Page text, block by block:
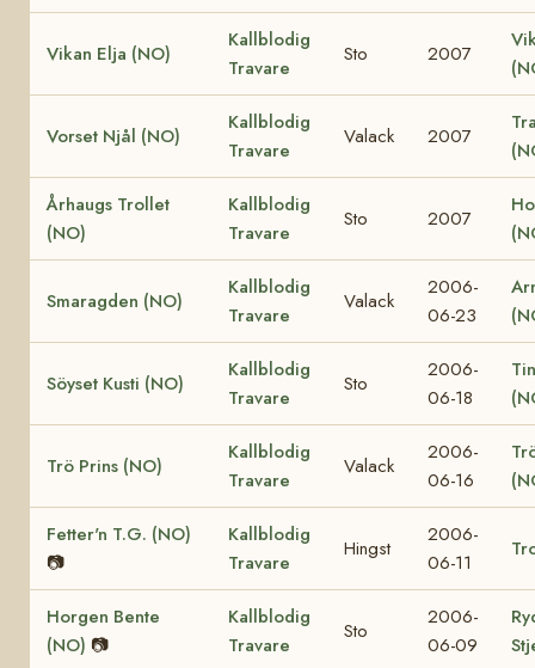
Vikan Elja (NO)
Kallblodig
Travare
Sto 2007
Vorset Njål (NO)
Kallblodig
Travare
Valack 2007
Århaugs Trollet
(NO)
Kallblodig
Travare
Sto 2007
Smaragden (NO)
Kallblodig
Travare
Valack
2006-
06-23
Söyset Kusti (NO)
Kallblodig
Travare
Sto
2006-
06-18
Trö Prins (NO)
Kallblodig
Travare
Valack
2006-
06-16
Fetter'n T.G. (NO)
📷
Kallblodig
Travare
Hingst
2006-
06-11
Horgen Bente
(NO) 📷
Kallblodig
Travare
Sto
2006-
06-09